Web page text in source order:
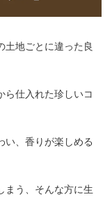
土地ごとに違った良
ら仕入れた珍しいコ
い、香りが楽しめる
まう、そんな方に生